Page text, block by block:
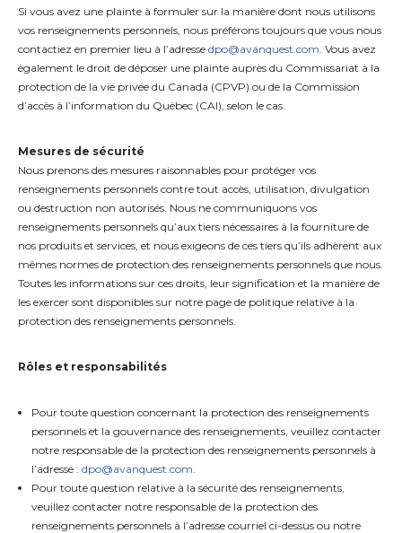
Si vous avez une plainte à formuler sur la manière dont nous utilisons
vos renseignements personnels, nous préférons toujours que vous nous
contactiez en premier lieu à l’adresse dpo@avanquest.com . Vous avez
également le droit de déposer une plainte auprès du Commissariat à la
protection de la vie privée du Canada (CPVP) ou de la Commission
d’accès à l’information du Québec (CAI), selon le cas.
Mesures de sécurité
Nous prenons des mesures raisonnables pour protéger vos
renseignements personnels contre tout accès, utilisation, divulgation
ou destruction non autorisés. Nous ne communiquons vos
renseignements personnels qu’aux tiers nécessaires à la fourniture de
nos produits et services, et nous exigeons de ces tiers qu’ils adhèrent aux
mêmes normes de protection des renseignements personnels que nous.
Toutes les informations sur ces droits, leur signification et la manière de
les exercer sont disponibles sur notre page de politique relative à la
protection des renseignements personnels.
Rôles et responsabilités
Pour toute question concernant la protection des renseignements
personnels et la gouvernance des renseignements, veuillez contacter
notre responsable de la protection des renseignements personnels à
l’adresse : dpo@avanquest.com
Pour toute question relative à la sécurité des renseignements,
veuillez contacter notre responsable de la protection des
renseignements personnels à l’adresse courriel ci-dessus ou notre